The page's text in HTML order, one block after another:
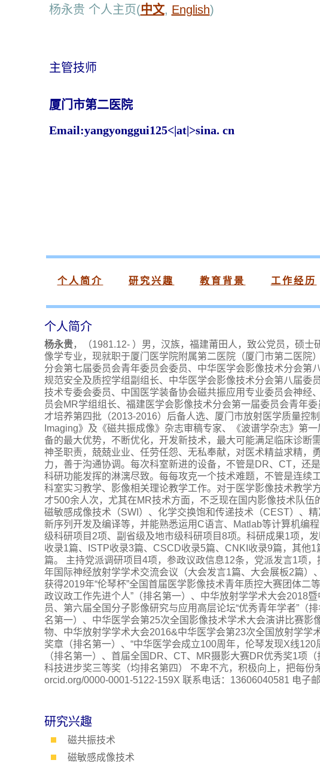
杨永贵 个人主页(中文, English)
主管技师
厦门市第二医院
Email:yangyonggui125<|at|>sina. cn
个人简介 研究兴趣 教育背景 工作经历
个人简介
杨永贵，（1981.12- ）男，汉族，福建莆田人，致公党员，硕
像学专业，现就职于厦门医学院附属第二医院（厦门市第二医
分会第七届委员会青年委员会委员、中华医学会影像技术分会
规范安全及质控学组副组长、中华医学会影像技术分会第八届
技术专委会委员、中国医学装备协会磁共振应用专业委员会神
员会MR学组组长、福建医学会影像技术分会第一届委员会青年
才培养第四批（2013-2016）后备人选、厦门市放射医学质量控
Imaging》及《磁共振成像》杂志审稿专家、《波谱学杂志》第
备的最大优势，不断优化，开发新技术，最大可能满足临床诊断
神圣职责，兢兢业业、任劳任怨、无私奉献，对医术精益求精
力，善于沟通协调。每次科室新进的设备，不管是DR、CT，还
科研功能发挥的淋漓尽致。每每攻克一个技术难题，不管是连续
科室实习教学、影像相关理论教学工作。对于医学影像技术教
才500余人次，尤其在MR技术方面，不乏现在国内影像技术队
磁敏感成像技术（SWI）、化学交换饱和传递技术（CEST）、
新序列开发及编译等，并能熟悉运用C语言、Matlab等计算机编
级科研项目2项、副省级及地市级科研项目8项。科研成果1项，
收录1篇、ISTP收录3篇、CSCD收录5篇、CNKI收录9篇，其他
篇。 主持党派调研项目4项，参政议政信息12条，党派发言1项
年国际神经放射学学术交流会议（大会发言1篇、大会展板2篇）
获得2019年“伦琴杯”全国首届医学影像技术青年质控大赛团体
政议政工作先进个人”（排名第一）、中华放射学学术大会2018
员、第六届全国分子影像研究与应用高层论坛“优秀青年学者”（
名第一）、中华医学会第25次全国影像技术学术大会演讲比赛
物、中华放射学学术大会2016&中华医学会第23次全国放射学
奖章（排名第一）、“中华医学会成立100周年，伦琴发现X线
（排名第一）、首届全国DR、CT、MR摄影大赛DR优秀奖1项
科技进步奖三等奖（均排名第四） 不卑不亢，积极向上，把每
orcid.org/0000-0001-5122-159X 联系电话：13606040581 电子
研究兴趣
磁共振技术
磁敏感成像技术